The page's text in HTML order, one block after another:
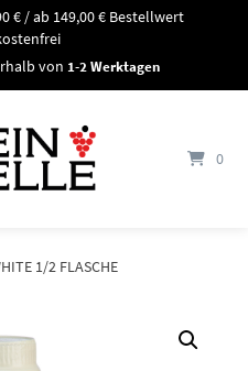
€ / ab 149,00 € Bestellwert
von 1-2 Werktagen
0
1/2 FLASCHE